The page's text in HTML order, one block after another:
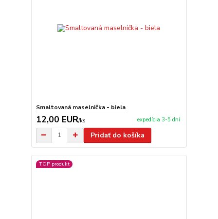
Smaltovaná maselnička - biela
12,00 EUR/ks expedícia 3-5 dní
Pridať do košíka
TOP produkt